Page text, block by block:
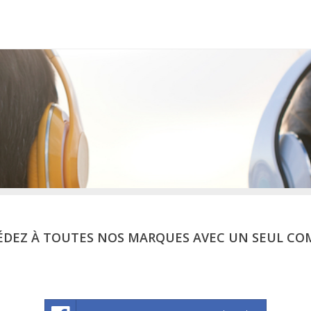
À TOUTES NOS MARQUES AVEC UN SEUL